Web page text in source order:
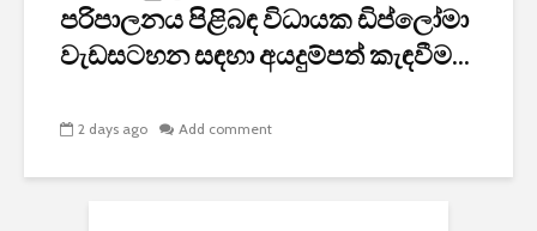
පරිපාලනය පිළිබඳ විධායක ඩිප්ලෝමා
වැඩසටහන සඳහා අයදුම්පත් කැඳවීම...
2 days ago Add comment